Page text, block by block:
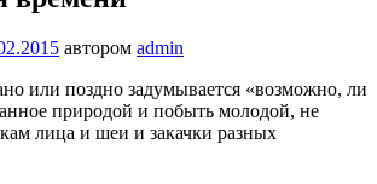
автором admin
или поздно задумывается «возможно, ли
природой и побыть молодой, не
лица и шеи и закачки разных